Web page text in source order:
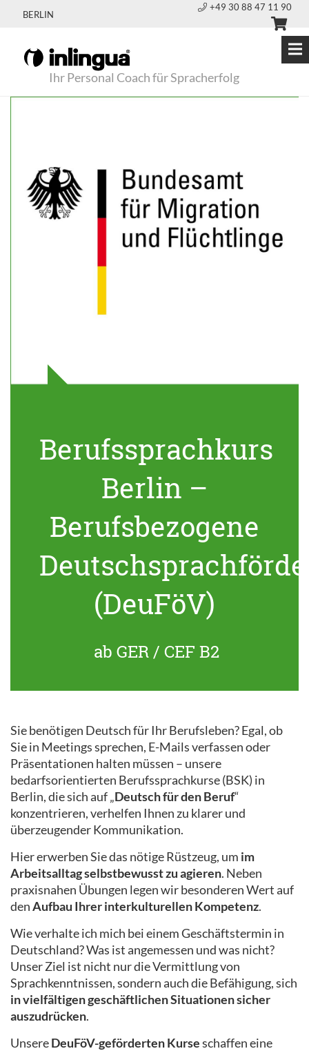
BERLIN
+49 30 88 47 11 90
Ihr Personal Coach für Spracherfolg
Berufssprachkurs
Berlin –
Berufsbezogene
(DeuFöV)
ab GER / CEF B2
Sie benötigen Deutsch für Ihr Berufsleben? Egal, ob
Sie in Meetings sprechen, E-Mails verfassen oder
Präsentationen halten müssen – unsere
bedarfsorientierten Berufssprachkurse (BSK) in
Berlin, die sich auf „Deutsch für den Beruf“
konzentrieren, verhelfen Ihnen zu klarer und
überzeugender Kommunikation.
Hier erwerben Sie das nötige Rüstzeug, um im
Arbeitsalltag selbstbewusst zu agieren. Neben
praxisnahen Übungen legen wir besonderen Wert auf
denAufbau Ihrer interkulturellen Kompetenz.
Wie verhalte ich mich bei einem Geschäftstermin in
Deutschland? Was ist angemessen und was nicht?
Unser Ziel ist nicht nur die Vermittlung von
Sprachkenntnissen, sondern auch die Befähigung, sich
in vielfältigen geschäftlichen Situationen sicher
auszudrücken.
UnsereDeuFöV-geförderten Kurseschaffen eine